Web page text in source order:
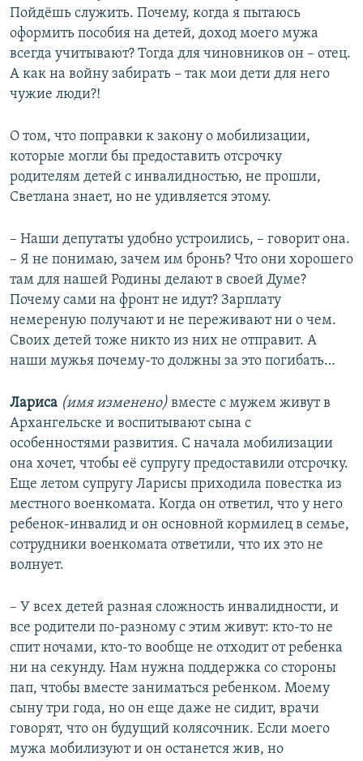
Пойдёшь служить. Почему, когда я пытаюсь
оформить пособия на детей, доход моего мужа
всегда учитывают? Тогда для чиновников он – отец.
А как на войну забирать – так мои дети для него
чужие люди?!
О том, что поправки к закону о мобилизации,
которые могли бы предоставить отсрочку
родителям детей с инвалидностью, не прошли,
Светлана знает, но не удивляется этому.
– Наши депутаты удобно устроились, – говорит она.
– Я не понимаю, зачем им бронь? Что они хорошего
там для нашей Родины делают в своей Думе?
Почему сами на фронт не идут? Зарплату
немереную получают и не переживают ни о чем.
Своих детей тоже никто из них не отправит. А
наши мужья почему-то должны за это погибать…
Лариса (имя изменено) вместе с мужем живут в
Архангельске и воспитывают сына с
особенностями развития. С начала мобилизации
она хочет, чтобы её супругу предоставили отсрочку.
Еще летом супругу Ларисы приходила повестка из
местного военкомата. Когда он ответил, что у него
ребенок-инвалид и он основной кормилец в семье,
сотрудники военкомата ответили, что их это не
волнует.
– У всех детей разная сложность инвалидности, и
все родители по-разному с этим живут: кто-то не
спит ночами, кто-то вообще не отходит от ребенка
ни на секунду. Нам нужна поддержка со стороны
пап, чтобы вместе заниматься ребенком. Моему
сыну три года, но он еще даже не сидит, врачи
говорят, что он будущий колясочник. Если моего
мужа мобилизуют и он останется жив, но